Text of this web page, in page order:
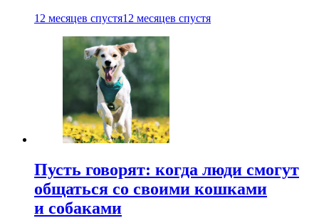
12 месяцев спустя12 месяцев спустя
Пусть говорят: когда люди смогут
общаться со своими кошками
и собаками